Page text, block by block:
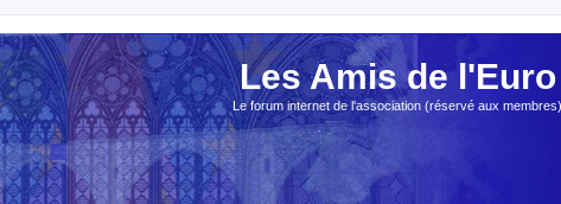
Les Amis de l'Euro
Le forum internet de l'association (réservé aux membres)